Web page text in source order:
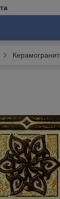
Керамогранит